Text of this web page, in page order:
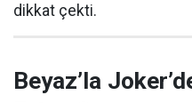
dikkat çekti.
Beyaz’la